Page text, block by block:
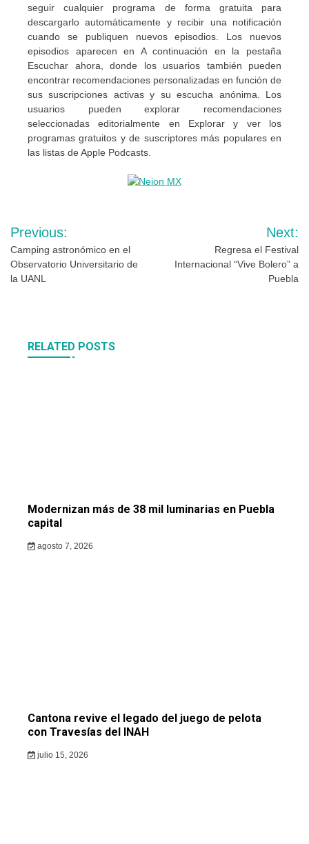
seguir cualquier programa de forma gratuita para
descargarlo automáticamente y recibir una notificación
cuando se publiquen nuevos episodios. Los nuevos
episodios aparecen en A continuación en la pestaña
Escuchar ahora, donde los usuarios también pueden
encontrar recomendaciones personalizadas en función de
sus suscripciones activas y su escucha anónima. Los
usuarios pueden explorar recomendaciones
seleccionadas editorialmente en Explorar y ver los
programas gratuitos y de suscriptores más populares en
las listas de Apple Podcasts.
Navegación
de
entradas
Previous:
Camping astronómico en el
Observatorio Universitario de
la UANL
Next:
Regresa el Festival
Internacional “Vive Bolero” a
Puebla
RELATED POSTS
Modernizan más de 38 mil luminarias en Puebla
capital
agosto 7, 2026
Cantona revive el legado del juego de pelota
con Travesías del INAH
julio 15, 2026